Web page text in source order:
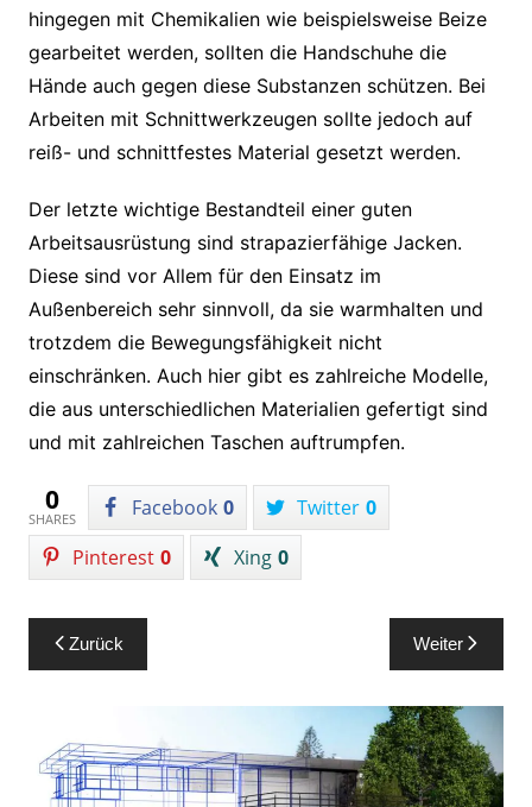
hingegen mit Chemikalien wie beispielsweise Beize
gearbeitet werden, sollten die Handschuhe die
Hände auch gegen diese Substanzen schützen. Bei
Arbeiten mit Schnittwerkzeugen sollte jedoch auf
reiß- und schnittfestes Material gesetzt werden.
Der letzte wichtige Bestandteil einer guten
Arbeitsausrüstung sind strapazierfähige Jacken.
Diese sind vor Allem für den Einsatz im
Außenbereich sehr sinnvoll, da sie warmhalten und
trotzdem die Bewegungsfähigkeit nicht
einschränken. Auch hier gibt es zahlreiche Modelle,
die aus unterschiedlichen Materialien gefertigt sind
und mit zahlreichen Taschen auftrumpfen.
0
SHARES Facebook 0 Twitter 0
Pinterest 0 Xing 0
Beitragsnavigation
Zurück Weiter